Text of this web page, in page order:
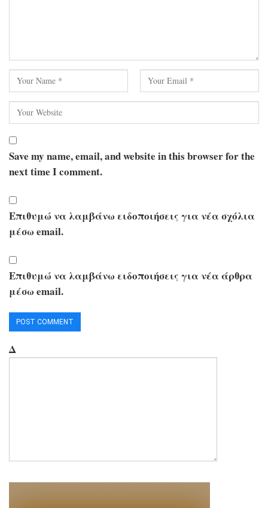
Save my name, email, and website in this browser for the
next time I comment.
Επιθυμώ να λαμβάνω ειδοποιήσεις για νέα σχόλια
μέσω email.
Επιθυμώ να λαμβάνω ειδοποιήσεις για νέα άρθρα
μέσω email.
Δ